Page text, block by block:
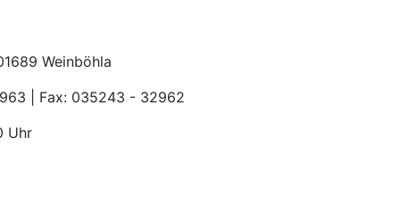
Weinböhla
| Fax: 035243 - 32962
Uhr